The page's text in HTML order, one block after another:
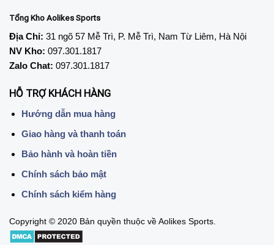
Tổng Kho Aolikes Sports
Địa Chỉ: 31 ngõ 57 Mễ Trì, P. Mễ Trì, Nam Từ Liêm, Hà Nội
NV Kho: 097.301.1817
Zalo Chat: 097.301.1817
HỖ TRỢ KHÁCH HÀNG
Hướng dẫn mua hàng
Giao hàng và thanh toán
Bảo hành và hoàn tiền
Chính sách bảo mật
Chính sách kiểm hàng
Copyright © 2020 Bản quyền thuộc về Aolikes Sports.